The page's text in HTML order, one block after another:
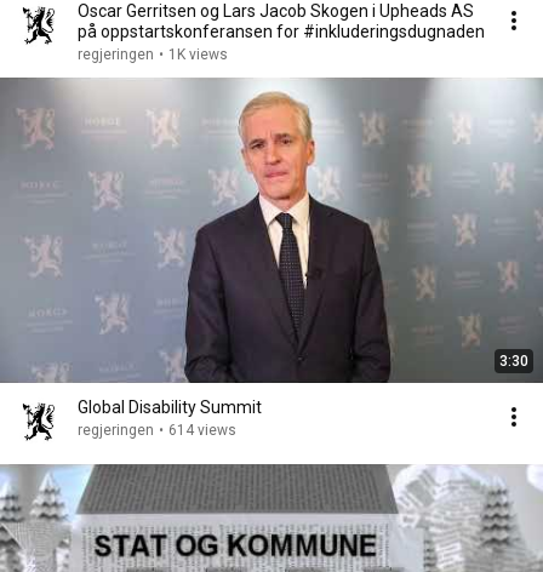
Oscar Gerritsen og Lars Jacob Skogen i Upheads AS
på oppstartskonferansen for #inkluderingsdugnaden
regjeringen • 1K views
3:30
Global Disability Summit
regjeringen • 614 views